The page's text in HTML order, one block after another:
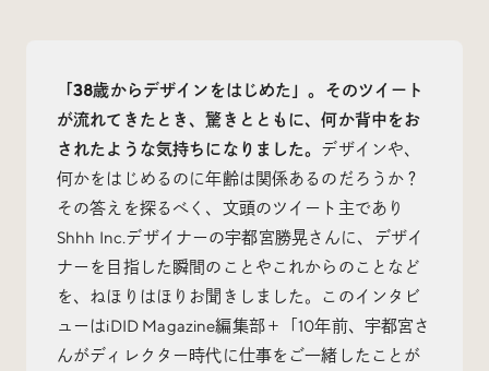
Today’s Bookmark
今日のブクマ
iDIDメディア編集部メンバーが見つけた気になるあれこ
れを、ほぼ毎日1つずつ紹介しています。
Radio
「38歳からデザインをはじめた」。そのツイート
が流れてきたとき、驚きとともに、何か背中をお
されたような気持ちになりました。 デザインや、
何かをはじめるのに年齢は関係あるのだろうか？
その答えを探るべく、文頭のツイート主であり
Shhh Inc.デザイナーの宇都宮勝晃さんに、デザイ
ナーを目指した瞬間のことやこれからのことなど
を、ねほりはほりお聞きしました。このインタビ
ューはiDID Magazine編集部＋「10年前、宇都宮さ
んがディレクター時代に仕事をご一緒したことが